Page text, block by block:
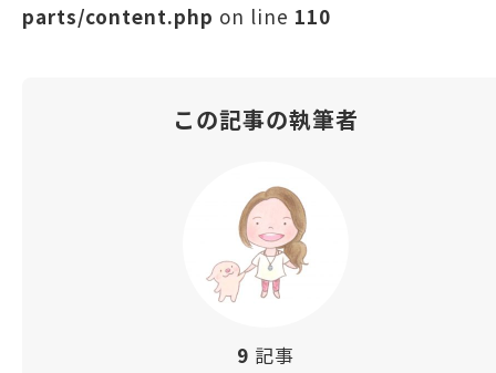
parts/content.php on line 110
この記事の執筆者
9 記事